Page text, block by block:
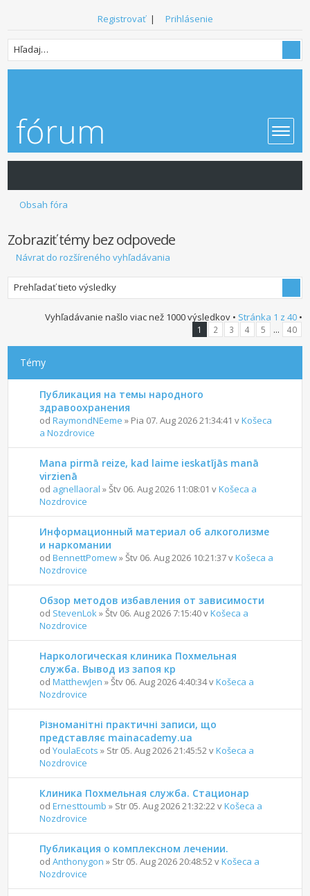
Registrovať| Prihlásenie
Obsah fóra
Zobraziť témy bez odpovede
Návrat do rozšíreného vyhľadávania
Vyhľadávanie našlo viac než 1000 výsledkov • Stránka 1 z 40•
1 2 3 4 5 ... 40
Témy
Публикация на темы народного
здравоохранения
odRaymondNEeme » Pia 07. Aug 2026 21:34:41 vKošeca
a Nozdrovice
Mana pirmā reize, kad laime ieskatījās manā
virzienā
od agnellaoral » Štv 06. Aug 2026 11:08:01 vKošeca a
Nozdrovice
Информационный материал об алкоголизме
и наркомании
odBennettPomew» Štv 06. Aug 2026 10:21:37 vKošeca a
Nozdrovice
Обзор методов избавления от зависимости
od StevenLok » Štv 06. Aug 2026 7:15:40 vKošeca a
Nozdrovice
Наркологическая клиника Похмельная
служба. Вывод из запоя кр
odMatthewJen » Štv 06. Aug 2026 4:40:34 vKošeca a
Nozdrovice
Різноманітні практичні записи, що
представляє mainacademy.ua
odYoulaEcots » Str 05. Aug 2026 21:45:52 vKošeca a
Nozdrovice
Клиника Похмельная служба. Стационар
odErnesttoumb » Str 05. Aug 2026 21:32:22 vKošeca a
Nozdrovice
Публикация о комплексном лечении.
odAnthonygon » Str 05. Aug 2026 20:48:52 vKošeca a
Nozdrovice